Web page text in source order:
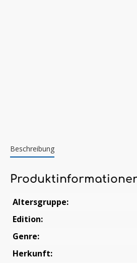
Beschreibung
Altersgruppe:
Edition:
Genre:
Herkunft: